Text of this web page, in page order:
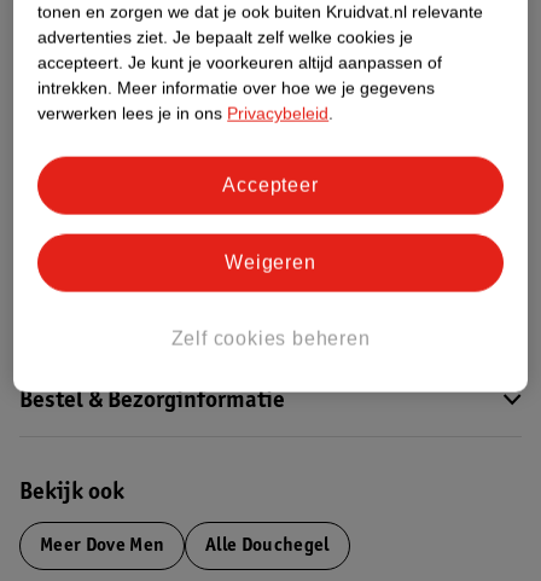
Over dit product
Productinformatie
Nature Impact Score
Dit product heeft (nog) geen Nature
Impact Score.
Bestel & Bezorginformatie
Bekijk ook
Meer Dove Men Alle Douchegel
tonen en zorgen we dat je ook buiten Kruidvat.nl relevante
advertenties ziet. Je bepaalt zelf welke cookies je
accepteert. Je kunt je voorkeuren altijd aanpassen of
intrekken. Meer informatie over hoe we je gegevens
verwerken lees je in ons Privacybeleid.
Zelf cookies beheren
Weigeren
Accepteer